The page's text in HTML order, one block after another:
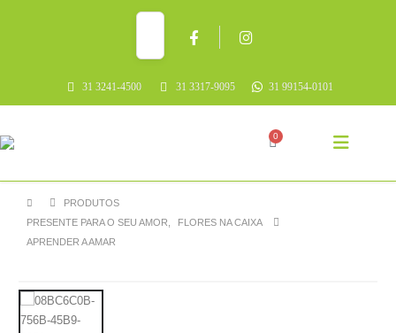
31 3241-4500 31 3317-9095 31 99154-0101
0
PRODUTOS
PRESENTE PARA O SEU AMOR
FLORES NA CAIXA
APRENDER A AMAR